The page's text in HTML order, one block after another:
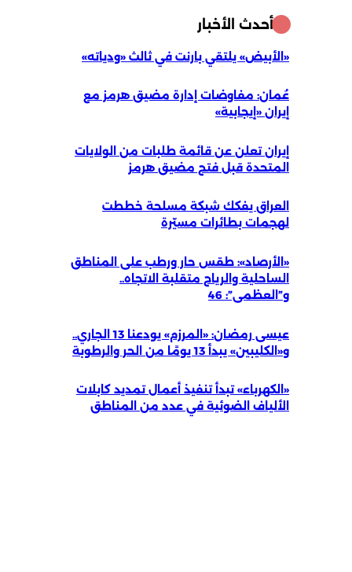
أحدث الأخبار
«الأبيض» يلتقي بارنت في ثالث «ودياته»
عُمان: مفاوضات إدارة مضيق هرمز مع
إيران «إيجابية»
إيران تعلن عن قائمة طلبات من الولايات
المتحدة قبل فتح مضيق هرمز
العراق يفكك شبكة مسلحة خططت
لهجمات بطائرات مسيّرة
«الأرصاد»: طقس حار ورطب على المناطق
الساحلية والرياح متقلبة الاتجاه..
و”العظمى”: 46
عيسى رمضان: «المرزم» يودعنا 13 الجاري..
و«الكليبين» يبدأ 13 يومًا من الحر والرطوبة
«الكهرباء» تبدأ تنفيذ أعمال تمديد كابلات
الألياف الضوئية في عدد من المناطق